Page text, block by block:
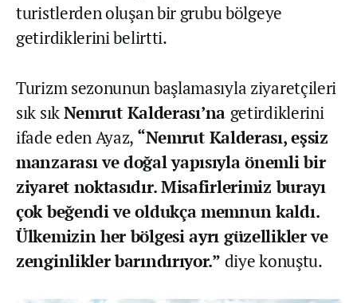
turistlerden oluşan bir grubu bölgeye
getirdiklerini belirtti.
Turizm sezonunun başlamasıyla ziyaretçileri
sık sıkNemrut Kalderası’na getirdiklerini
ifade eden Ayaz, “Nemrut Kalderası, eşsiz
manzarası ve doğal yapısıyla önemli bir
ziyaret noktasıdır. Misafirlerimiz burayı
çok beğendi ve oldukça memnun kaldı.
Ülkemizin her bölgesi ayrı güzellikler ve
zenginlikler barındırıyor.” diye konuştu.